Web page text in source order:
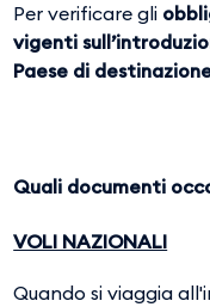
Per verificare gli
vigenti
Paese di
Quali documenti
VOLI NAZIONALI
Quando si viaggia